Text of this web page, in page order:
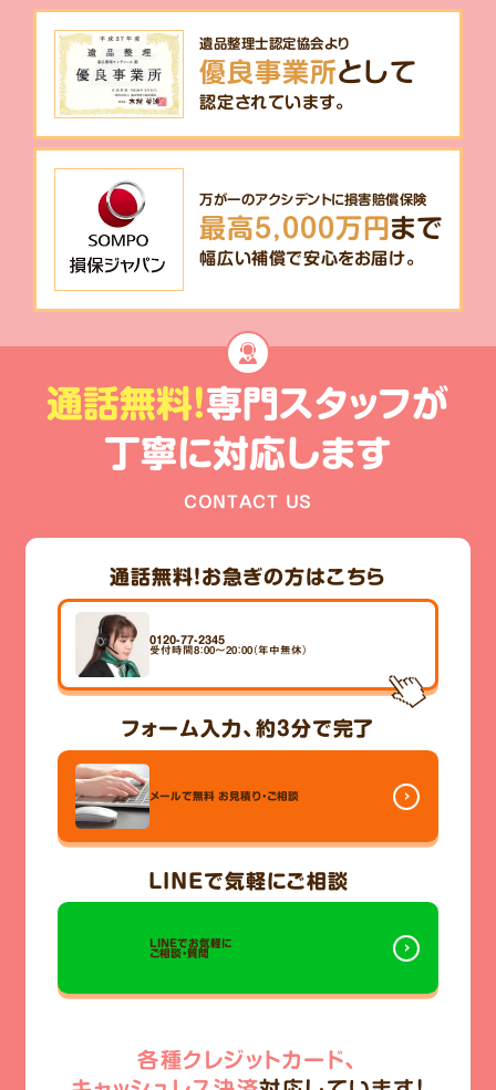
遺品整理士認定協会より
優良事業所として
認定されています。
万が一のアクシデントに損害賠償保険
最高5,000万円まで
幅広い補償で安心をお届け。
通話無料!専門スタッフが
丁寧に対応します
CONTACT US
通話無料！お急ぎの方はこちら
0120-77-2345
受付時間8：00～20：00（年中無休）
フォーム入力、 約3分で完了
メールで無料 お見積り・ご相談
LINEで気軽にご相談
LINEでお気軽に
ご相談・質問
各種クレジットカード、